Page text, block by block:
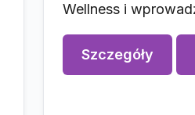
Wellness i
Szczegóły